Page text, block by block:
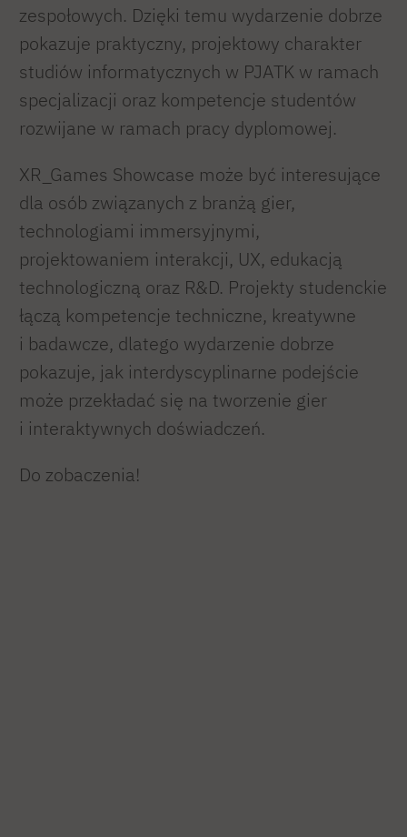
zespołowych. Dzięki temu wydarzenie dobrze
pokazuje praktyczny, projektowy charakter
studiów informatycznych w PJATK w ramach
specjalizacji oraz kompetencje studentów
rozwijane w ramach pracy dyplomowej.
XR_Games Showcase może być interesujące
dla osób związanych z branżą gier,
technologiami immersyjnymi,
projektowaniem interakcji, UX, edukacją
technologiczną oraz R&D. Projekty studenckie
łączą kompetencje techniczne, kreatywne
i badawcze, dlatego wydarzenie dobrze
pokazuje, jak interdyscyplinarne podejście
może przekładać się na tworzenie gier
i interaktywnych doświadczeń.
Do zobaczenia!